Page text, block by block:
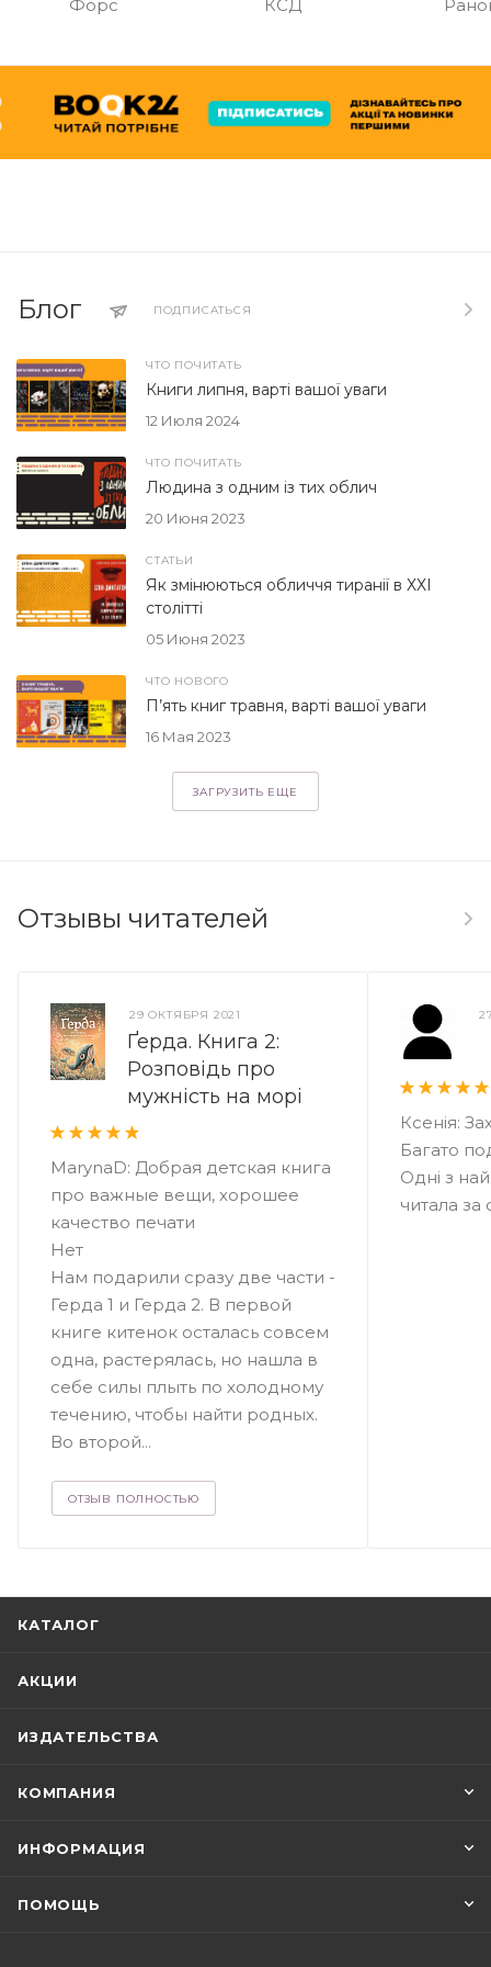
Форс КСД
Блог ПОДПИСАТЬСЯ
ЧТО ПОЧИТАТЬ
12 Июля 2024
Книги липня, варті вашої уваги
ЧТО ПОЧИТАТЬ
20 Июня 2023
Людина з одним із тих облич
СТАТЬИ
05 Июня 2023
Як змінюються обличчя тиранії в ХХІ
столітті
ЧТО НОВОГО
16 Мая 2023
П’ять книг травня, варті вашої уваги
ЗАГРУЗИТЬ ЕЩЕ
Отзывы читателей
29 ОКТЯБРЯ 2021
Ґерда. Книга 2:
Розповідь про
мужність на морі
MarynaD: Добрая детская книга
про важные вещи, хорошее
качество печати
Нет
Нам подарили сразу две части -
Герда 1 и Герда 2. В первой
книге китенок осталась совсем
одна, растерялась, но нашла в
себе силы плыть по холодному
течению, чтобы найти родных.
Во второй...
ОТЗЫВ ПОЛНОСТЬЮ
Ксенія:
Багато
Одні з
читала за
КАТАЛОГ
АКЦИИ
ИЗДАТЕЛЬСТВА
КОМПАНИЯ
ИНФОРМАЦИЯ
ПОМОЩЬ